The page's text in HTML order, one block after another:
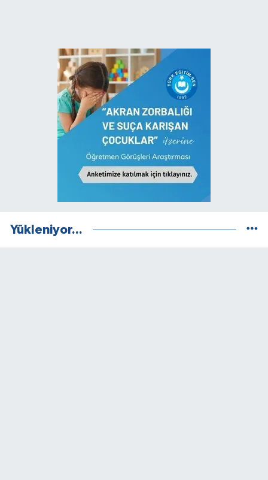
Yükleniyor...